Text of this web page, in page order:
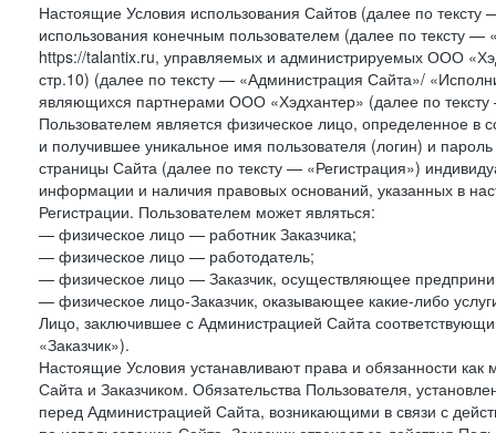
Настоящие Условия использования Сайтов (далее по
использования конечным пользователем (далее по тексту
https://talantix.ru, управляемых и администрируемых ООО
стр.10) (далее по тексту — «Администрация Сайта»/
являющихся партнерами ООО «Хэдхантер» (далее по
Пользователем является физическое лицо, определенное в
и получившее уникальное имя пользователя (логин) и
страницы Сайта (далее по тексту — «Регистрация»)
информации и наличия правовых оснований, указанных в
Регистрации. Пользователем может являться:
— физическое лицо — работник Заказчика;
— физическое лицо — работодатель;
— физическое лицо — Заказчик, осуществляющее
— физическое лицо-Заказчик, оказывающее какие-либо
Лицо, заключившее с Администрацией Сайта
«Заказчик»).
Настоящие Условия устанавливают права и обязанности
Сайта и Заказчиком. Обязательства Пользователя,
перед Администрацией Сайта, возникающими в связи с